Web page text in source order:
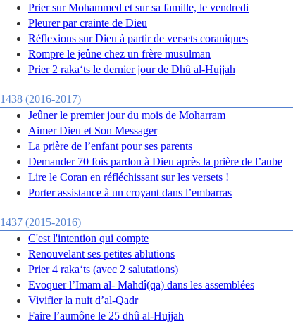
Prier sur Mohammed et sur sa famille, le vendredi
Pleurer par crainte de Dieu
Réflexions sur Dieu à partir de versets coraniques
Rompre le jeûne chez un frère musulman
Prier 2 raka‘ts le dernier jour de Dhû al-Hujjah
1438 (2016-2017)
Jeûner le premier jour du mois de Moharram
Aimer Dieu et Son Messager
La prière de l’enfant pour ses parents
Demander 70 fois pardon à Dieu après la prière de l’aube
Lire le Coran en réfléchissant sur les versets !
Porter assistance à un croyant dans l’embarras
1437 (2015-2016)
C'est l'intention qui compte
Renouvelant ses petites ablutions
Prier 4 raka‘ts (avec 2 salutations)
Evoquer l’Imam al- Mahdî(qa) dans les assemblées
Vivifier la nuit d’al-Qadr
Faire l’aumône le 25 dhû al-Hujjah